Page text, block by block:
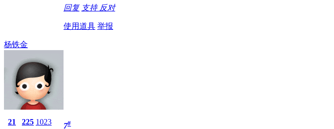
回复 支持 反对
使用道具 举报
杨铁金
21 225 1023 7#